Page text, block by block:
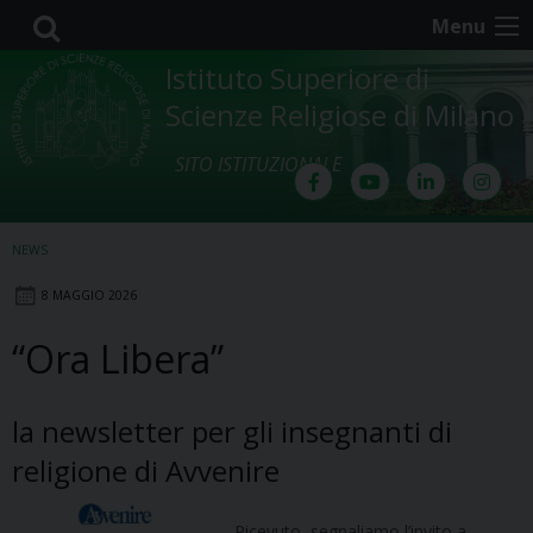
Skip
content
Menu
Istituto Superiore di
Scienze Religiose di Milano
SITO ISTITUZIONALE
NEWS
8 MAGGIO 2026
“Ora Libera”
la newsletter per gli insegnanti di
religione di Avvenire